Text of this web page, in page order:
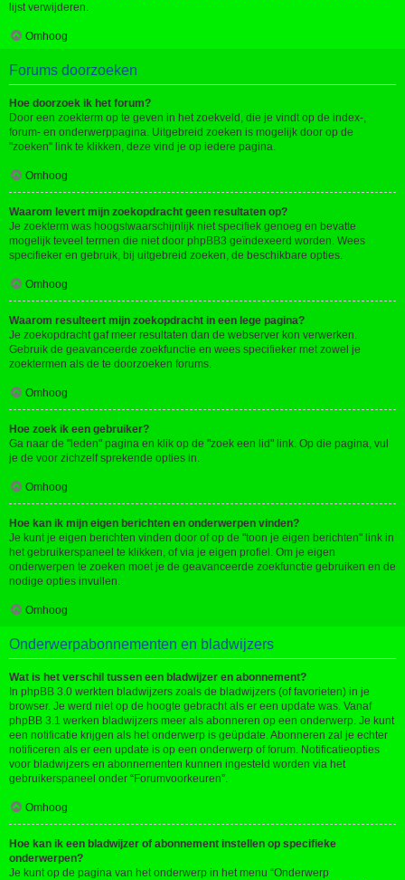
lijst verwijderen.
Omhoog
Forums doorzoeken
Hoe doorzoek ik het forum?
Door een zoekterm op te geven in het zoekveld, die je vindt op de index-,
forum- en onderwerppagina. Uitgebreid zoeken is mogelijk door op de
"zoeken" link te klikken, deze vind je op iedere pagina.
Omhoog
Waarom levert mijn zoekopdracht geen resultaten op?
Je zoekterm was hoogstwaarschijnlijk niet specifiek genoeg en bevatte
mogelijk teveel termen die niet door phpBB3 geïndexeerd worden. Wees
specifieker en gebruik, bij uitgebreid zoeken, de beschikbare opties.
Omhoog
Waarom resulteert mijn zoekopdracht in een lege pagina?
Je zoekopdracht gaf meer resultaten dan de webserver kon verwerken.
Gebruik de geavanceerde zoekfunctie en wees specifieker met zowel je
zoektermen als de te doorzoeken forums.
Omhoog
Hoe zoek ik een gebruiker?
Ga naar de "leden" pagina en klik op de "zoek een lid" link. Op die pagina, vul
je de voor zichzelf sprekende opties in.
Omhoog
Hoe kan ik mijn eigen berichten en onderwerpen vinden?
Je kunt je eigen berichten vinden door of op de "toon je eigen berichten" link in
het gebruikerspaneel te klikken, of via je eigen profiel. Om je eigen
onderwerpen te zoeken moet je de geavanceerde zoekfunctie gebruiken en de
nodige opties invullen.
Omhoog
Onderwerpabonnementen en bladwijzers
Wat is het verschil tussen een bladwijzer en abonnement?
In phpBB 3.0 werkten bladwijzers zoals de bladwijzers (of favorieten) in je
browser. Je werd niet op de hoogte gebracht als er een update was. Vanaf
phpBB 3.1 werken bladwijzers meer als abonneren op een onderwerp. Je kunt
een notificatie krijgen als het onderwerp is geüpdate. Abonneren zal je echter
notificeren als er een update is op een onderwerp of forum. Notificatieopties
voor bladwijzers en abonnementen kunnen ingesteld worden via het
gebruikerspaneel onder “Forumvoorkeuren”.
Omhoog
Hoe kan ik een bladwijzer of abonnement instellen op specifieke
onderwerpen?
Je kunt op de pagina van het onderwerp in het menu “Onderwerp